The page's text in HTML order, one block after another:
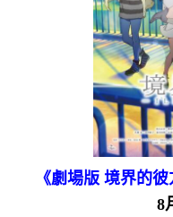
《劇場版 境界的
8